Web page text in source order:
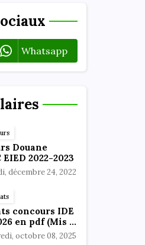
Whatsapp
Douane
EIED 2022-2023
décembre 24, 2022
concours IDE
en pdf (Mis à
octobre 08, 2025